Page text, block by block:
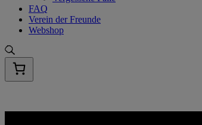
FAQ
Verein der Freunde
Webshop